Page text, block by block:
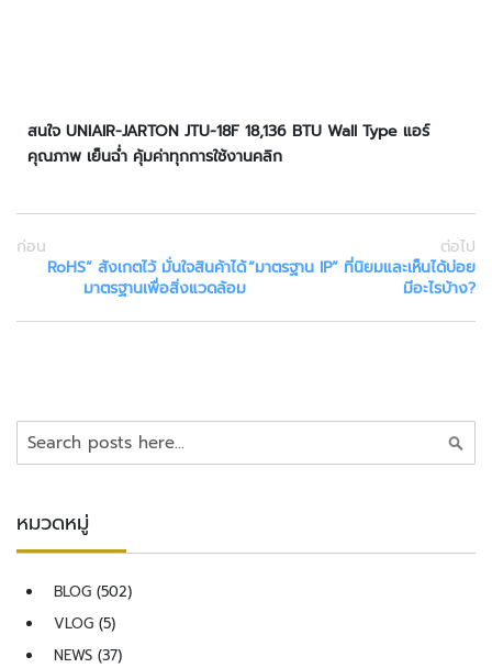
ด
ค
ว
คุ
ป
บ
คุ
อุ
ป
ร
ณ์
เ
สนใจUNIAIR-JARTON JTU-18F 18,136 BTU Wall Type แอร์
คุณภาพ เย็นฉ่ำ คุ้มค่าทุกการใช้งานคลิก
ก่อน
RoHS” สังเกตไว้ มั่นใจสินค้าได้
มาตรฐานเพื่อสิ่งแวดล้อม
ต่อไป
“มาตรฐาน IP” ที่นิยมและเห็นได้บ่อย
มีอะไรบ้าง?
ค้นหา
หมวดหมู่
BLOG (502)
VLOG (5)
NEWS (37)